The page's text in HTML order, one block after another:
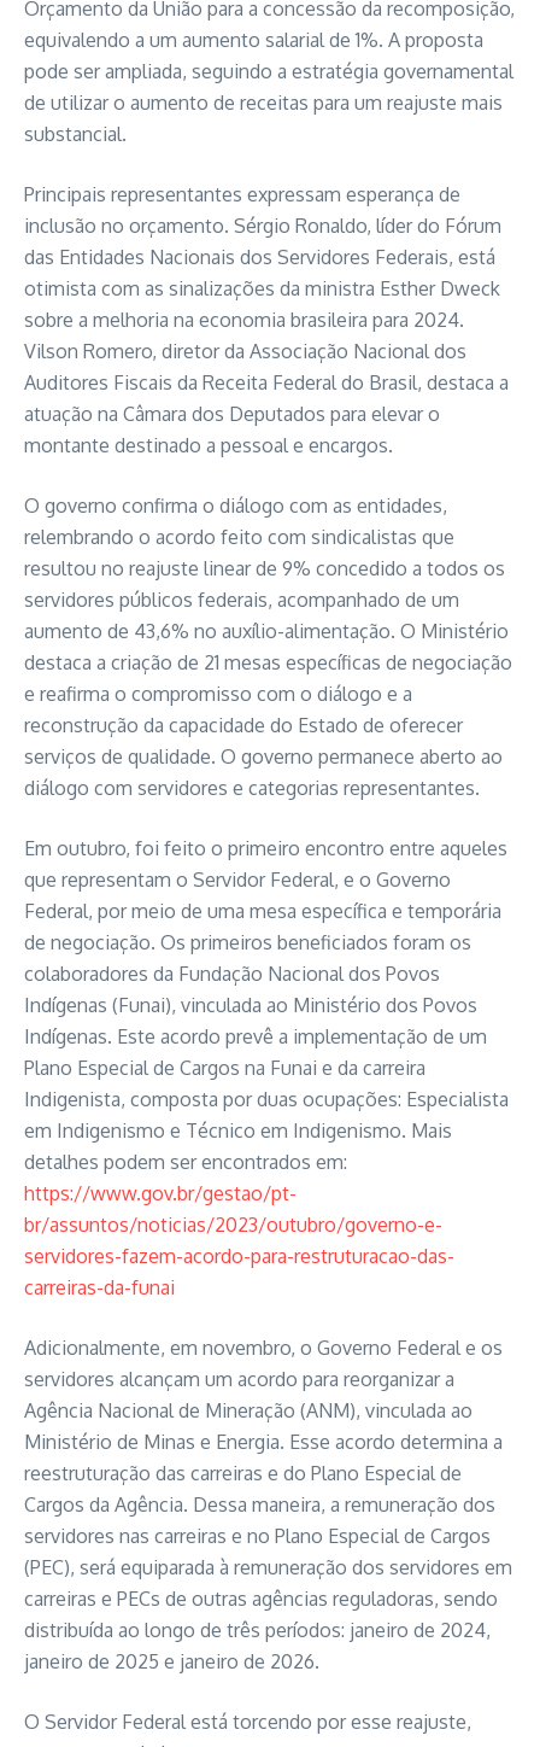
Orçamento da União para a concessão da recomposição,
equivalendo a um aumento salarial de 1%. A proposta
pode ser ampliada, seguindo a estratégia governamental
de utilizar o aumento de receitas para um reajuste mais
substancial.
Principais representantes expressam esperança de
inclusão no orçamento. Sérgio Ronaldo, líder do Fórum
das Entidades Nacionais dos Servidores Federais, está
otimista com as sinalizações da ministra Esther Dweck
sobre a melhoria na economia brasileira para 2024.
Vilson Romero, diretor da Associação Nacional dos
Auditores Fiscais da Receita Federal do Brasil, destaca a
atuação na Câmara dos Deputados para elevar o
montante destinado a pessoal e encargos.
O governo confirma o diálogo com as entidades,
relembrando o acordo feito com sindicalistas que
resultou no reajuste linear de 9% concedido a todos os
servidores públicos federais, acompanhado de um
aumento de 43,6% no auxílio-alimentação. O Ministério
destaca a criação de 21 mesas específicas de negociação
e reafirma o compromisso com o diálogo e a
reconstrução da capacidade do Estado de oferecer
serviços de qualidade. O governo permanece aberto ao
diálogo com servidores e categorias representantes.
Em outubro, foi feito o primeiro encontro entre aqueles
que representam o Servidor Federal, e o Governo
Federal, por meio de uma mesa específica e temporária
de negociação. Os primeiros beneficiados foram os
colaboradores da Fundação Nacional dos Povos
Indígenas (Funai), vinculada ao Ministério dos Povos
Indígenas. Este acordo prevê a implementação de um
Plano Especial de Cargos na Funai e da carreira
Indigenista, composta por duas ocupações: Especialista
em Indigenismo e Técnico em Indigenismo. Mais
detalhes podem ser encontrados em:
https://www.gov.br/gestao/pt-
br/assuntos/noticias/2023/outubro/governo-e-
servidores-fazem-acordo-para-restruturacao-das-
carreiras-da-funai
Adicionalmente, em novembro, o Governo Federal e os
servidores alcançam um acordo para reorganizar a
Agência Nacional de Mineração (ANM), vinculada ao
Ministério de Minas e Energia. Esse acordo determina a
reestruturação das carreiras e do Plano Especial de
Cargos da Agência. Dessa maneira, a remuneração dos
servidores nas carreiras e no Plano Especial de Cargos
(PEC), será equiparada à remuneração dos servidores em
carreiras e PECs de outras agências reguladoras, sendo
distribuída ao longo de três períodos: janeiro de 2024,
janeiro de 2025 e janeiro de 2026.
O Servidor Federal está torcendo por esse reajuste,